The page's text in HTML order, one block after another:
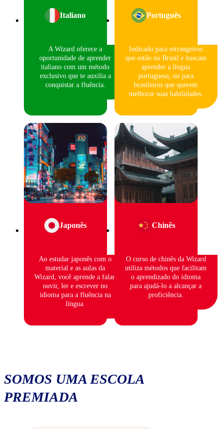
Italiano
A Wizard oferece a
oportunidade de aprender
italiano com um método
exclusivo que te auxilia a
conquistar a fluência.
Português
Indicado para estrangeiros
que estão no Brasil e buscam
aprender a língua
portuguesa, ou para
brasileiros que querem
melhorar suas habilidades.
Japonês
Ao estudar japonês com o
material e as aulas da
Wizard, você aprende a falar,
ouvir, ler e escrever no
idioma para a fluência na
língua.
Chinês
O curso de chinês da Wizard
utiliza métodos que facilitam
o aprendizado do idioma
para ajudá-lo a alcançar a
proficiência.
SOMOS UMA ESCOLA
PREMIADA